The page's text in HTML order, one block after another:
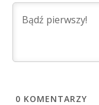
0 KOMENTARZY